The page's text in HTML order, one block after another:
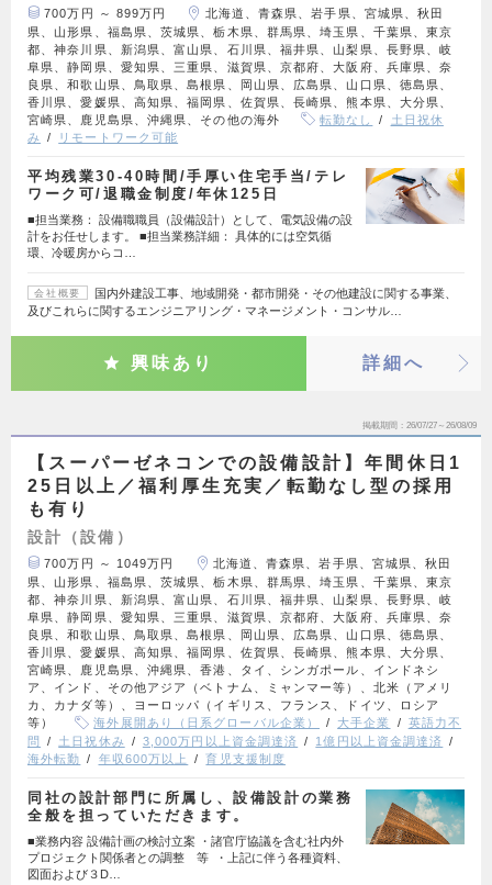
700万円 ～ 899万円
北海道、青森県、岩手県、宮城県、秋田
県、山形県、福島県、茨城県、栃木県、群馬県、埼玉県、千葉県、東京
都、神奈川県、新潟県、富山県、石川県、福井県、山梨県、長野県、岐
阜県、静岡県、愛知県、三重県、滋賀県、京都府、大阪府、兵庫県、奈
良県、和歌山県、鳥取県、島根県、岡山県、広島県、山口県、徳島県、
香川県、愛媛県、高知県、福岡県、佐賀県、長崎県、熊本県、大分県、
宮崎県、鹿児島県、沖縄県、その他の海外
転勤なし
土日祝休
み
リモートワーク可能
平均残業30‐40時間/手厚い住宅手当/テレ
ワーク可/退職金制度/年休125日
■担当業務： 設備職職員（設備設計）として、電気設備の設
計をお任せします。 ■担当業務詳細： 具体的には空気循
環、冷暖房からコ…
会社概要
国内外建設工事、地域開発・都市開発・その他建設に関する事業、
及びこれらに関するエンジニアリング・マネージメント・コンサル…
興味あり 詳細へ
掲載期間 26/07/27～26/08/09
【スーパーゼネコンでの設備設計】年間休日1
25日以上／福利厚生充実／転勤なし型の採用
も有り
設計（設備）
700万円 ～ 1049万円
北海道、青森県、岩手県、宮城県、秋田
県、山形県、福島県、茨城県、栃木県、群馬県、埼玉県、千葉県、東京
都、神奈川県、新潟県、富山県、石川県、福井県、山梨県、長野県、岐
阜県、静岡県、愛知県、三重県、滋賀県、京都府、大阪府、兵庫県、奈
良県、和歌山県、鳥取県、島根県、岡山県、広島県、山口県、徳島県、
香川県、愛媛県、高知県、福岡県、佐賀県、長崎県、熊本県、大分県、
宮崎県、鹿児島県、沖縄県、香港、タイ、シンガポール、インドネシ
ア、インド、その他アジア（ベトナム、ミャンマー等）、北米（アメリ
カ、カナダ等）、ヨーロッパ（イギリス、フランス、ドイツ、ロシア
等）
海外展開あり（日系グローバル企業） 大手企業
英語力不
問
土日祝休み 3,000万円以上資金調達済
1億円以上資金調達済
海外転勤
年収600万以上 育児支援制度
同社の設計部門に所属し、設備設計の業務
全般を担っていただきます。
■業務内容 設備計画の検討立案 ・諸官庁協議を含む社内外
プロジェクト関係者との調整 等 ・上記に伴う各種資料、
図面および３D…